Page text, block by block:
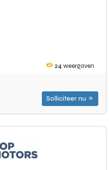
24weergaven
Solliciteer nu